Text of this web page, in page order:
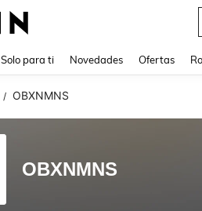
Solo para ti Novedades Ofertas
/ OBXNMNS
OBXNMNS